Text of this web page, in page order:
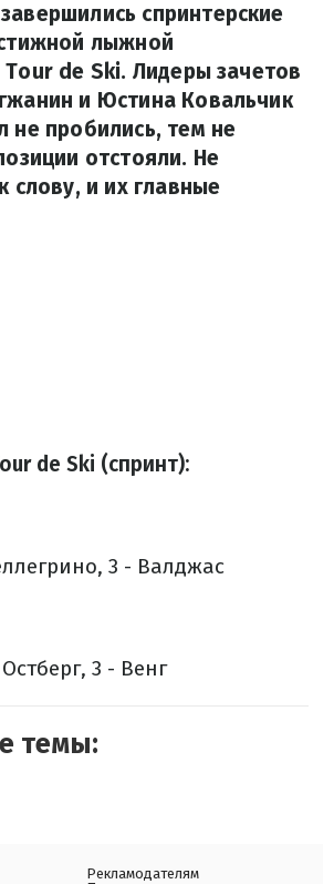
спринтерские
лыжной
de Ski. Лидеры зачетов
и Юстина Ковальчик
не пробились, тем не
отстояли. Не
слову, и их главные
de Ski (спринт):
3 - Валджас
3 - Венг
темы:
Рекламодателям